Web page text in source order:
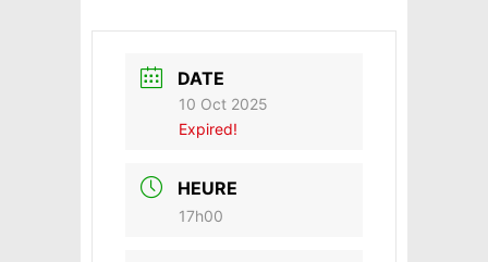
DATE
10 Oct 2025
Expired!
HEURE
17h00